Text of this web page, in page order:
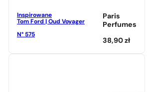
Inspirowane
Tom Ford | Oud Voyager
N° 575
Paris
Perfumes
38,90zł